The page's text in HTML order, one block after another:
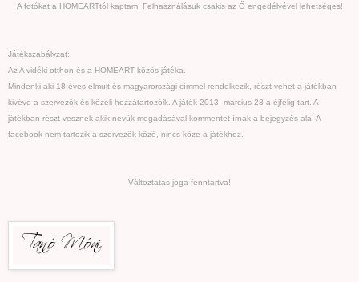
A fotókat a HOMEARTtól kaptam. Felhasználásuk csakis az Ő engedélyével lehetséges!
Játékszabályzat:
Az A vidéki otthon és a HOMEART közös játéka.
Mindenki aki 18 éves elmúlt és magyarországi címmel rendelkezik, részt vehet a játékban
kivéve a szervezők és közeli hozzátartozóik. A játék 2013. március 23-a éjfélig tart. A
játékban részt vesznek akik nevük megadásával kommentet írnak a bejegyzés alá. A
facebook nem tartozik a szervezők közé, nincs köze a játékhoz.
Változtatás joga fenntartva!